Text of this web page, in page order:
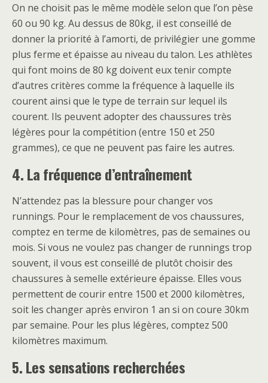
On ne choisit pas le même modèle selon que l’on pèse
60 ou 90 kg. Au dessus de 80kg, il est conseillé de
donner la priorité à l’amorti, de privilégier une gomme
plus ferme et épaisse au niveau du talon. Les athlètes
qui font moins de 80 kg doivent eux tenir compte
d’autres critères comme la fréquence à laquelle ils
courent ainsi que le type de terrain sur lequel ils
courent. Ils peuvent adopter des chaussures très
légères pour la compétition (entre 150 et 250
grammes), ce que ne peuvent pas faire les autres.
4. La fréquence d’entraînement
N’attendez pas la blessure pour changer vos
runnings. Pour le remplacement de vos chaussures,
comptez en terme de kilomètres, pas de semaines ou
mois. Si vous ne voulez pas changer de runnings trop
souvent, il vous est conseillé de plutôt choisir des
chaussures à semelle extérieure épaisse. Elles vous
permettent de courir entre 1500 et 2000 kilomètres,
soit les changer après environ 1 an si on coure 30km
par semaine. Pour les plus légères, comptez 500
kilomètres maximum.
5. Les sensations recherchées